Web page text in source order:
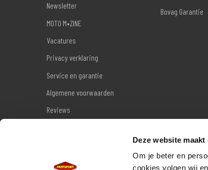
Deze website
Om je beter en
cookies volgen wij
Newsletter
MOTO M•ZINE
Vacatures
Privacy verklaring
Service en garantie
Algemene voorwaarden
Reviews
Bovag Garantie